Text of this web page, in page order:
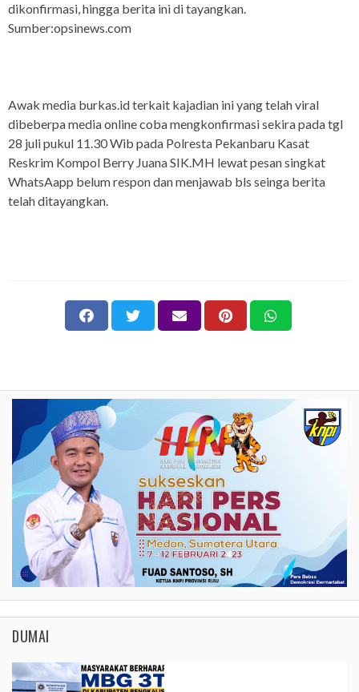
dikonfirmasi, hingga berita ini di tayangkan.
Sumber:opsinews.com
Awak media burkas.id terkait kajadian ini yang telah viral
dibeberpa media online coba mengkonfirmasi sekira pada tgl
28 juli pukul 11.30 Wib pada Polresta Pekanbaru Kasat
Reskrim Kompol Berry Juana SIK.MH lewat pesan singkat
WhatsAapp belum respon dan menjawab bls seinga berita
telah ditayangkan.
DUMAI